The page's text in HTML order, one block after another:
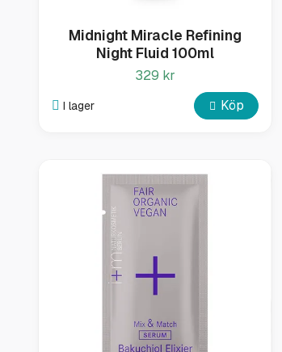
Midnight Miracle Refining
Night Fluid 100ml
329 kr
I lager Köp